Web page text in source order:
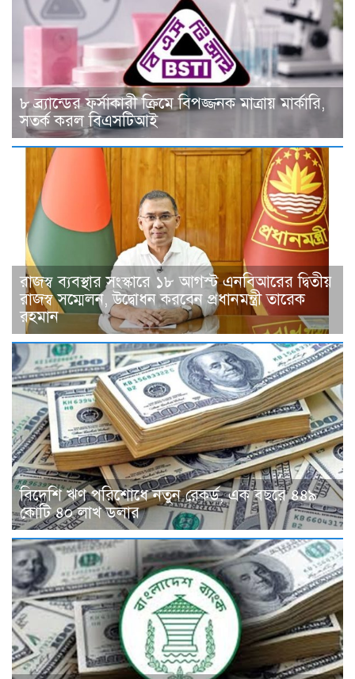
৮ ব্র্যান্ডের ফর্সাকারী ক্রিমে বিপজ্জনক মাত্রায় মার্কারি,
সতর্ক করল বিএসটিআই
রাজস্ব ব্যবস্থার সংস্কারে ১৮ আগস্ট এনবিআরের দ্বিতীয়
রাজস্ব সম্মেলন, উদ্বোধন করবেন প্রধানমন্ত্রী তারেক
রহমান
বিদেশি ঋণ পরিশোধে নতুন রেকর্ড, এক বছরে ৪৪৯
কোটি ৪০ লাখ ডলার